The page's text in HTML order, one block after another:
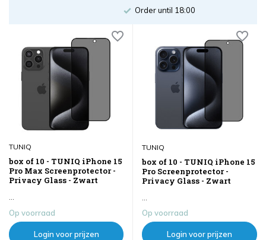
Order until 18:00
TUNIQ
box of 10 - TUNIQ iPhone 15
Pro Max Screenprotector -
Privacy Glass - Zwart
...
Op voorraad
Login voor prijzen
TUNIQ
box of 10 - TUNIQ iPhone 15
Pro Screenprotector -
Privacy Glass - Zwart
...
Op voorraad
Login voor prijzen